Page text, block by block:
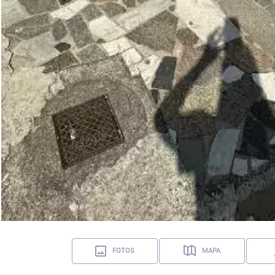
FOTOS MAPA